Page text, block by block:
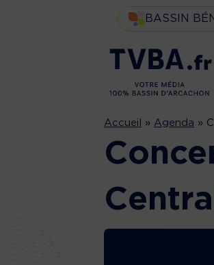
BASSIN
Accueil » Agenda »
Central